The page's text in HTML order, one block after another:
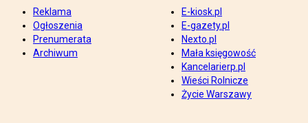
Reklama
Ogłoszenia
Prenumerata
Archiwum
E-kiosk.pl
E-gazety.pl
Nexto.pl
Mała księgowość
Kancelarierp.pl
Wieści Rolnicze
Życie Warszawy